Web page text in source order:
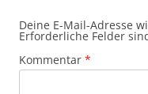
Deine E-Mail-Adresse
Erforderliche Felder
Kommentar *